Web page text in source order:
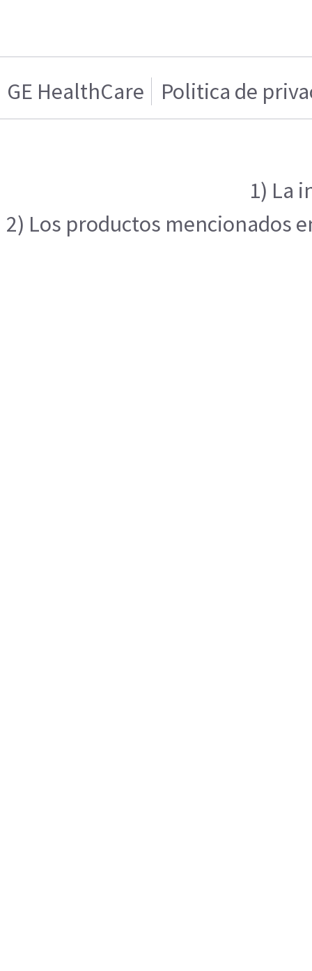
GE HealthCare Politica de
1) La
2) Los productos mencionados